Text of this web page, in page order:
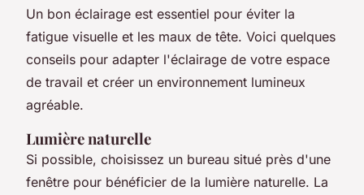
Un bon éclairage est essentiel pour éviter la
fatigue visuelle et les maux de tête. Voici quelques
conseils pour adapter l'éclairage de votre espace
de travail et créer un environnement lumineux
agréable.
Lumière naturelle
Si possible, choisissez un bureau situé près d'une
fenêtre pour bénéficier de la lumière naturelle. La